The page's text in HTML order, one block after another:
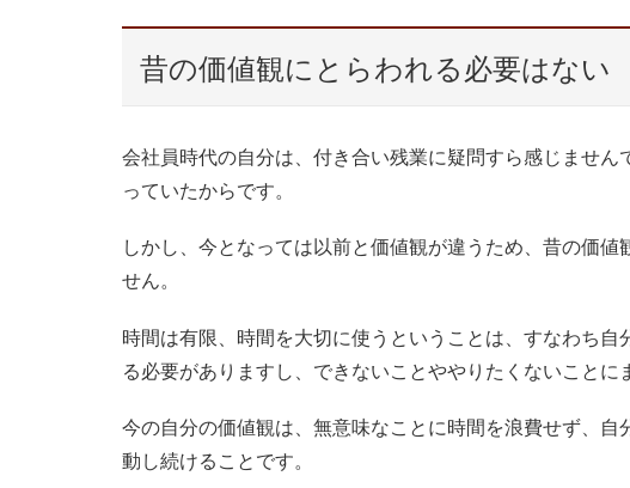
昔の価値観にとらわれる必要はない
会社員時代の自分は、付き合い残業に疑問すら感じませ
っていたからです。
しかし、今となっては以前と価値観が違うため、昔の価
せん。
時間は有限、時間を大切に使うということは、すなわち
る必要がありますし、できないことややりたくないことに
今の自分の価値観は、無意味なことに時間を浪費せず、
動し続けることです。